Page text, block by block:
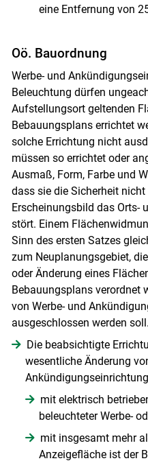
eine Entfernung von
Oö. Bauordnung
Werbe- und
Beleuchtung dürfen
Aufstellungsort geltenden
Bebauungsplans errichtet
solche Errichtung nicht
müssen so errichtet oder
Ausmaß, Form, Farbe und
dass sie die Sicherheit
Erscheinungsbild das Orts-
stört. Einem
Sinn des ersten Satzes
zum Neuplanungsgebiet,
oder Änderung eines
Bebauungsplans verordnet
von Werbe- und
ausgeschlossen werden soll.
Die beabsichtigte
wesentliche Änderung
mit elektrisch
beleuchteter Werbe-
mit insgesamt mehr
Anzeigefläche ist der